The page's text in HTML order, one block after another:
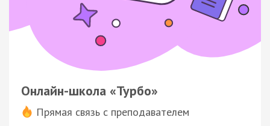
Онлайн-школа «Турбо»
Прямая связь с преподавателем